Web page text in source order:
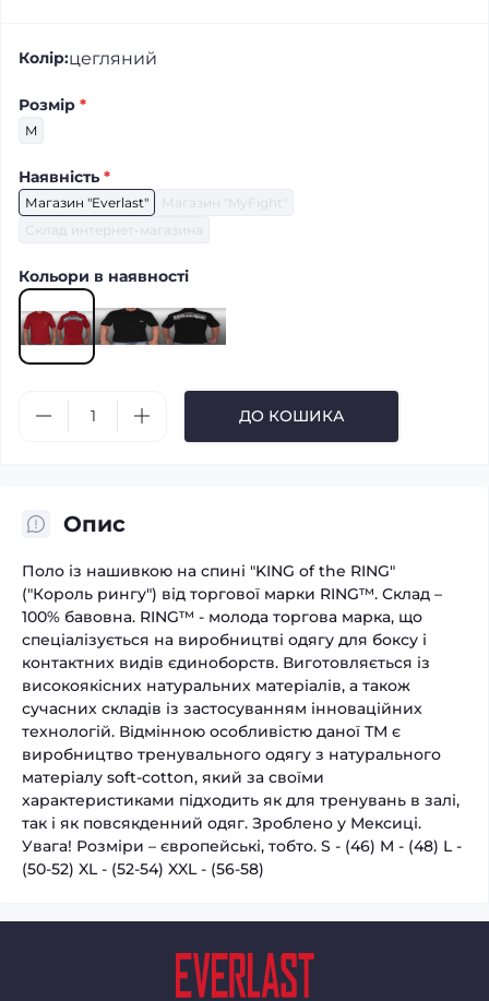
Колір:цегляний
Розмір *
M
Наявність *
Магазин "Everlast"
Магазин "MyFight"
Склад интернет-магазина
Кольори в наявності
ДО КОШИКА
Опис
Поло із нашивкою на спині "KING of the RING"
("Король рингу") від торгової марки RING™. Склад –
100% бавовна. RING™ - молода торгова марка, що
спеціалізується на виробництві одягу для боксу і
контактних видів єдиноборств. Виготовляється із
високоякісних натуральних матеріалів, а також
сучасних складів із застосуванням інноваційних
технологій. Відмінною особливістю даної ТМ є
виробництво тренувального одягу з натурального
матеріалу soft-cotton, який за своїми
характеристиками підходить як для тренувань в залі,
так і як повсякденний одяг. Зроблено у Мексиці.
Увага! Розміри – європейські, тобто. S - (46) M - (48) L -
(50-52) XL - (52-54) XXL - (56-58)